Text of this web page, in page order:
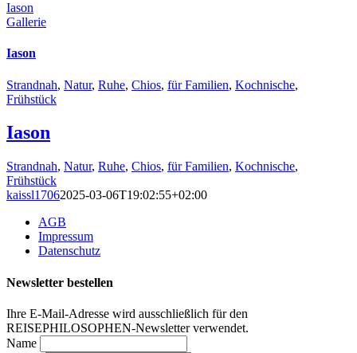
Iason
Gallerie
Iason
Strandnah, Natur, Ruhe, Chios, für Familien, Kochnische,
Frühstück
Iason
Strandnah, Natur, Ruhe, Chios, für Familien, Kochnische,
Frühstück
kaissl17062025-03-06T19:02:55+02:00
AGB
Impressum
Datenschutz
Newsletter bestellen
Ihre E-Mail-Adresse wird ausschließlich für den
REISEPHILOSOPHEN-Newsletter verwendet.
Name